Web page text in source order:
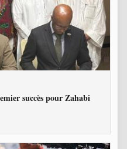
succès pour Zahabi